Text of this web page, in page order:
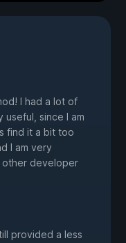
I had a lot of
useful, since I am
find it a bit too
I am very
developer
provided a less